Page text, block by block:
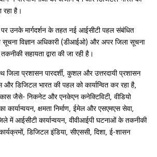
रहा है।
उनके मार्गदर्शन के तहत नई आईसीटी पहल संबंधित
सूचना विज्ञान अधिकारी (डीआईओ) और अपर जिला सूचना
सहायता द्वारा की जा रही है।
प्रशासन पारदर्शी, कुशल और उत्तरदायी प्रशासन
और डिजिटल भारत की पहल को कार्यान्वित कर रहा है,
जैसे- निकनेट और एनकेएन कनेक्टिविटी, वीडियो
कार्यान्वयन, क्षमता निर्माण, ईमेल और एसएमएस सेवा,
में आईसीटी कार्यान्वयन, वीवीआईपी घटनाओं के तकनीकी
डिजिटल इंडिया, सीएससी, दिशा, ई-शासन